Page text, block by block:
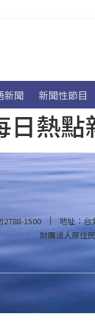
新聞 新聞性節目
熱點
1500
地址：台
財團法人原住